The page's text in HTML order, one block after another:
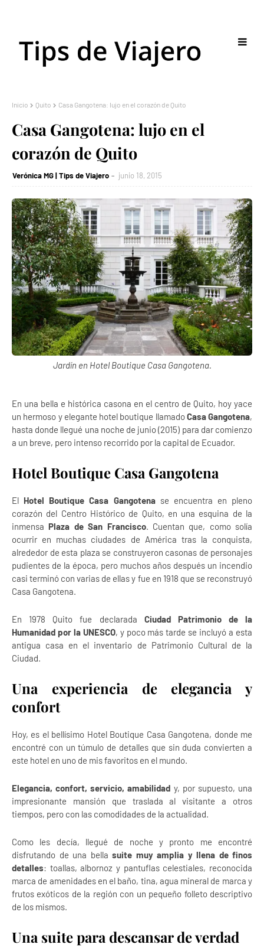
Inicio Quito Casa Gangotena: lujo en el corazón de Quito
Casa Gangotena: lujo en el
corazón de Quito
Verónica MG | Tips de Viajero junio 18, 2015
Jardín en Hotel Boutique Casa Gangotena.
En una bella e histórica casona en el centro de Quito, hoy yace
un hermoso y elegante hotel boutique llamadoCasa Gangotena,
hasta donde llegué una noche de junio (2015) para dar comienzo
a un breve, pero intenso recorrido por la capital de Ecuador.
Hotel Boutique Casa Gangotena
El Hotel Boutique Casa Gangotenase encuentra en pleno
corazón del Centro Histórico de Quito, en una esquina de la
inmensaPlaza de San Francisco. Cuentan que, como solía
ocurrir en muchas ciudades de América tras la conquista,
alrededor de esta plaza se construyeron casonas de personajes
pudientes de la época, pero muchos años después un incendio
casi terminó con varias de ellas y fue en 1918 que se reconstruyó
Casa Gangotena.
En 1978 Quito fue declarada Ciudad Patrimonio de la
Humanidad por la UNESCO, y poco más tarde se incluyó a esta
antigua casa en el inventario de Patrimonio Cultural de la
Ciudad.
Una experiencia de elegancia y
confort
Hoy, es el bellísimo Hotel Boutique Casa Gangotena, donde me
encontré con un túmulo de detalles que sin duda convierten a
este hotel en uno de mis favoritos en el mundo.
Elegancia, confort, servicio, amabilidad y, por supuesto, una
impresionante mansión que traslada al visitante a otros
tiempos, pero con las comodidades de la actualidad.
Como les decía, llegué de noche y pronto me encontré
disfrutando de una bella suite muy amplia y llena de finos
detalles: toallas, albornoz y pantuflas celestiales, reconocida
marca de amenidades en el baño, tina, agua mineral de marca y
frutos exóticos de la región con un pequeño folleto descriptivo
de los mismos.
Una suite para descansar de verdad